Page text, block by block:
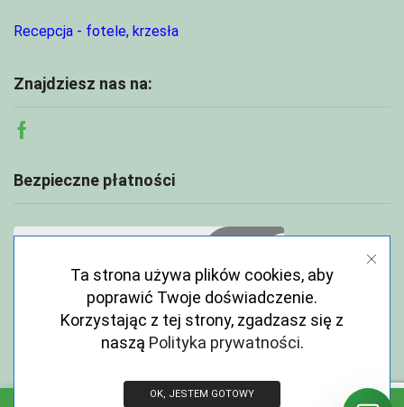
Recepcja - fotele, krzesła
Znajdziesz nas na:
Facebook
Bezpieczne płatności
Ta strona używa plików cookies, aby
poprawić Twoje doświadczenie.
Korzystając z tej strony, zgadzasz się z
naszą Polityka prywatności.
OK, JESTEM GOTOWY